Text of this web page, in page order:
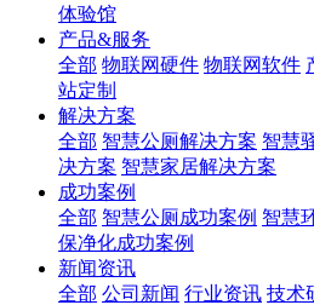
体验馆
产品&服务
全部 物联网硬件 物联网软件
站定制
解决方案
全部 智慧公厕解决方案 智慧
决方案 智慧家居解决方案
成功案例
全部 智慧公厕成功案例 智慧
保净化成功案例
新闻资讯
全部 公司新闻 行业资讯 技术